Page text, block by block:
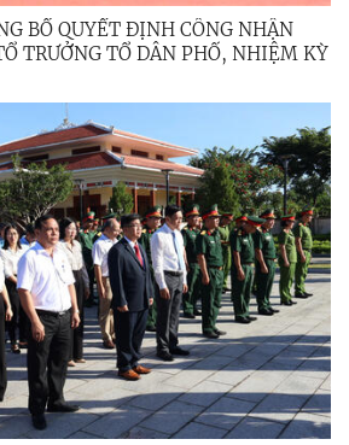
BỐ QUYẾT ĐỊNH CÔNG NHẬN
TRƯỞNG TỔ DÂN PHỐ, NHIỆM KỲ